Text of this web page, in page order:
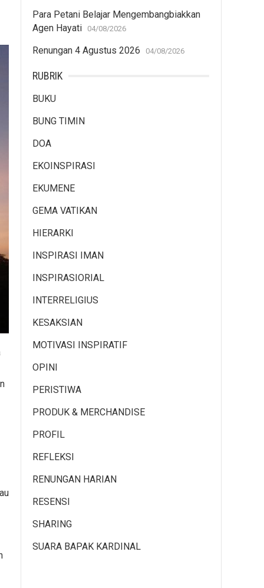
Para Petani Belajar Mengembangbiakkan
Agen Hayati
04/08/2026
Renungan 4 Agustus 2026 04/08/2026
RUBRIK
BUKU
BUNG TIMIN
DOA
EKOINSPIRASI
EKUMENE
GEMA VATIKAN
HIERARKI
INSPIRASI IMAN
INSPIRASIORIAL
INTERRELIGIUS
KESAKSIAN
MOTIVASI INSPIRATIF
OPINI
PERISTIWA
PRODUK & MERCHANDISE
PROFIL
REFLEKSI
RENUNGAN HARIAN
RESENSI
SHARING
SUARA BAPAK KARDINAL